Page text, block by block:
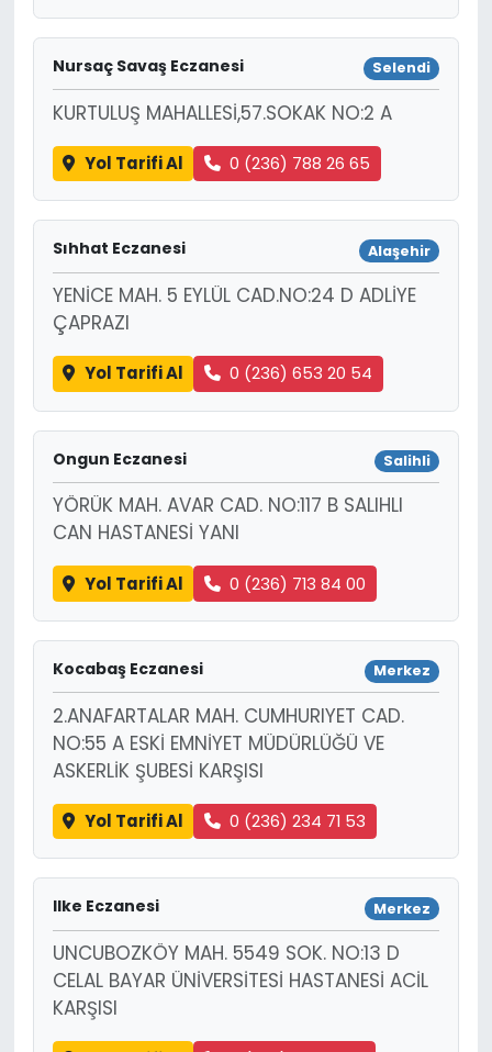
Nursaç Savaş Eczanesi Selendi
KURTULUŞ MAHALLESİ,57.SOKAK NO:2 A
Yol Tarifi Al 0 (236) 788 26 65
Sıhhat Eczanesi Alaşehir
YENİCE MAH. 5 EYLÜL CAD.NO:24 D ADLİYE
ÇAPRAZI
Yol Tarifi Al 0 (236) 653 20 54
Ongun Eczanesi Salihli
YÖRÜK MAH. AVAR CAD. NO:117 B SALIHLI
CAN HASTANESİ YANI
Yol Tarifi Al 0 (236) 713 84 00
Kocabaş Eczanesi Merkez
2.ANAFARTALAR MAH. CUMHURIYET CAD.
NO:55 A ESKİ EMNİYET MÜDÜRLÜĞÜ VE
ASKERLİK ŞUBESİ KARŞISI
Yol Tarifi Al 0 (236) 234 71 53
Ilke Eczanesi Merkez
UNCUBOZKÖY MAH. 5549 SOK. NO:13 D
CELAL BAYAR ÜNİVERSİTESİ HASTANESİ ACİL
KARŞISI